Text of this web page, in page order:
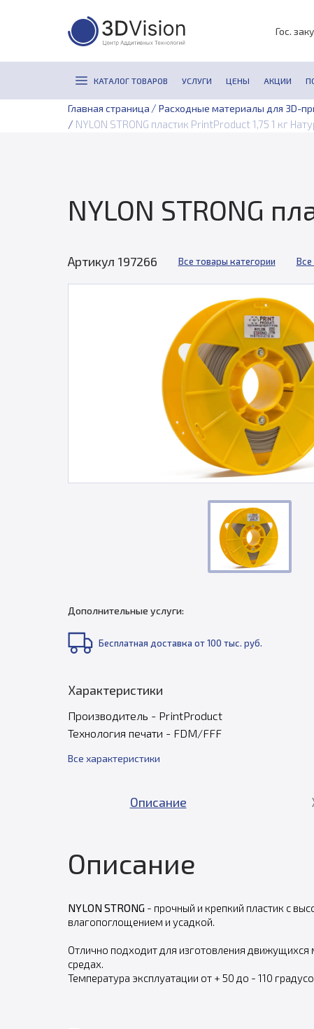
Гос.
КАТАЛОГ ТОВАРОВ УСЛУГИ ЦЕНЫ АКЦИИ
Главная страница / Расходные материалы для 3D-
/ NYLON STRONG пластик PrintProduct 1,75 1 кг
NYLON STRONG
Артикул 197266 Все товары категории
Дополнительные услуги:
Бесплатная доставка от 100 тыс. руб.
Характеристики
Производитель - PrintProduct
Технология печати - FDM/FFF
Все характеристики
Описание
Описание
NYLON STRONG - прочный и крепкий пластик с
влагопоглощением и усадкой.
Отлично подходит для изготовления движущихся
средах.
Температура эксплуатации от + 50 до - 110